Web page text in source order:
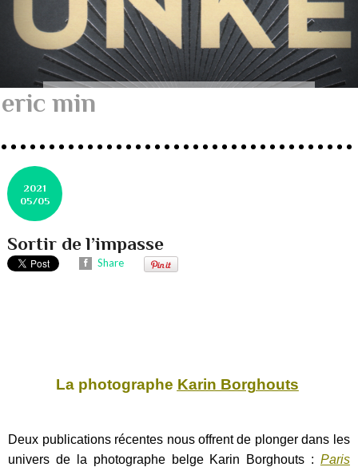
eric min
2021
05/05
Sortir de l’impasse
Share
La photographe Karin Borghouts
Deux publications récentes nous offrent de plonger dans les
univers de la photographe belge Karin Borghouts : Paris